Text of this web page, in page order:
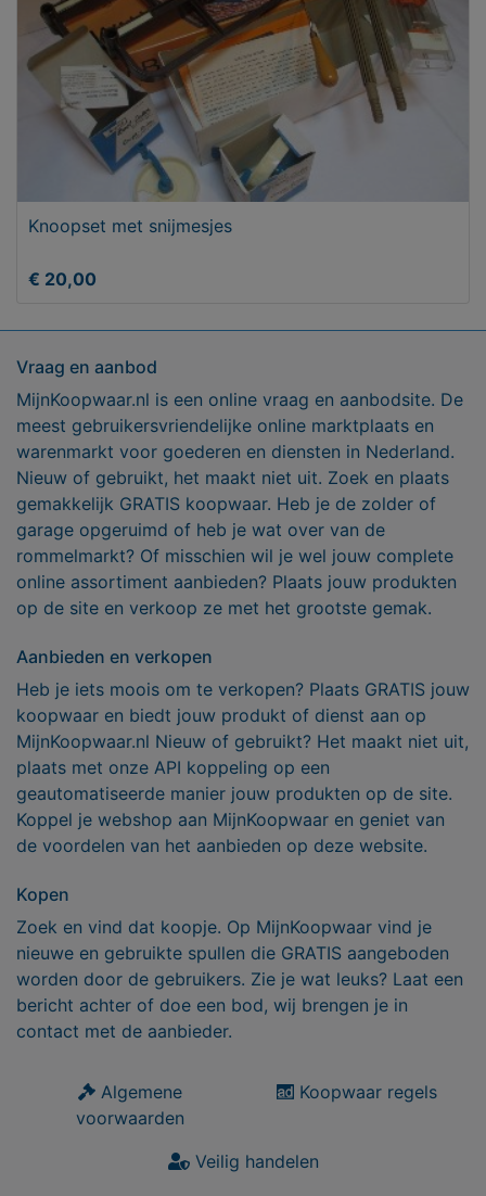
Knoopset met snijmesjes
€ 20,00
Vraag en aanbod
MijnKoopwaar.nl is een online vraag en aanbodsite. De
meest gebruikersvriendelijke online marktplaats en
warenmarkt voor goederen en diensten in Nederland.
Nieuw of gebruikt, het maakt niet uit. Zoek en plaats
gemakkelijk GRATIS koopwaar. Heb je de zolder of
garage opgeruimd of heb je wat over van de
rommelmarkt? Of misschien wil je wel jouw complete
online assortiment aanbieden? Plaats jouw produkten
op de site en verkoop ze met het grootste gemak.
Aanbieden en verkopen
Heb je iets moois om te verkopen? Plaats GRATIS jouw
koopwaar en biedt jouw produkt of dienst aan op
MijnKoopwaar.nl Nieuw of gebruikt? Het maakt niet uit,
plaats met onze API koppeling op een
geautomatiseerde manier jouw produkten op de site.
Koppel je webshop aan MijnKoopwaar en geniet van
de voordelen van het aanbieden op deze website.
Kopen
Zoek en vind dat koopje. Op MijnKoopwaar vind je
nieuwe en gebruikte spullen die GRATIS aangeboden
worden door de gebruikers. Zie je wat leuks? Laat een
bericht achter of doe een bod, wij brengen je in
contact met de aanbieder.
Algemene
voorwaarden
Koopwaar regels
Veilig handelen